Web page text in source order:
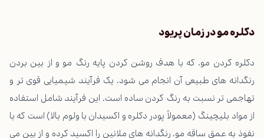
دکلره مو در زمان پریود
دکلره کردن مو، که با هدف روشن کردن پایه رنگ مو و از بین بردن
رنگدانه های طبیعی آن انجام می شود، یک فرآیند شیمیایی قوی تر و
تهاجمی تر نسبت به رنگ کردن ساده است. این فرآیند شامل استفاده
از مواد بلیچینگ (معمولاً پودر دکلره و اکسیدان با ولوم بالا) است که با
نفوذ به عمق ساقه مو، رنگدانه های ملانین را اکسید کرده و از بین می